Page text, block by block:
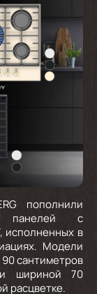
пополнили
панелей с
исполненных в
Модели
сантиметров
шириной 70
расцветке.